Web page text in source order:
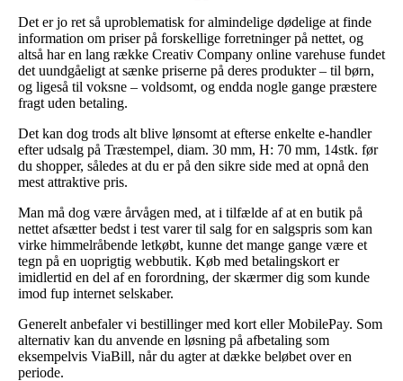
Det er jo ret så uproblematisk for almindelige dødelige at finde
information om priser på forskellige forretninger på nettet, og
altså har en lang række Creativ Company online varehuse fundet
det uundgåeligt at sænke priserne på deres produkter – til børn,
og ligeså til voksne – voldsomt, og endda nogle gange præstere
fragt uden betaling.
Det kan dog trods alt blive lønsomt at efterse enkelte e-handler
efter udsalg på Træstempel, diam. 30 mm, H: 70 mm, 14stk. før
du shopper, således at du er på den sikre side med at opnå den
mest attraktive pris.
Man må dog være årvågen med, at i tilfælde af at en butik på
nettet afsætter bedst i test varer til salg for en salgspris som kan
virke himmelråbende letkøbt, kunne det mange gange være et
tegn på en uoprigtig webbutik. Køb med betalingskort er
imidlertid en del af en forordning, der skærmer dig som kunde
imod fup internet selskaber.
Generelt anbefaler vi bestillinger med kort eller MobilePay. Som
alternativ kan du anvende en løsning på afbetaling som
eksempelvis ViaBill, når du agter at dække beløbet over en
periode.